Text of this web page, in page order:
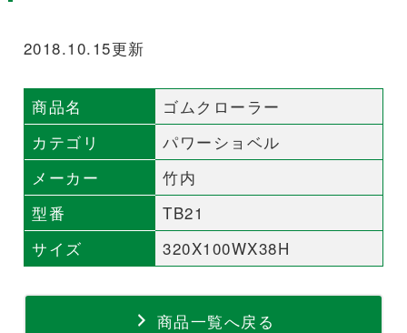
2018.10.15更新
商品名
ゴムクローラー
カテゴリ
パワーショベル
メーカー
竹内
型番
TB21
サイズ
320X100WX38H
商品一覧へ戻る